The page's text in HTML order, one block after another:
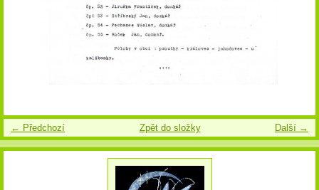
← Předchozí Další →
Zpět do složky